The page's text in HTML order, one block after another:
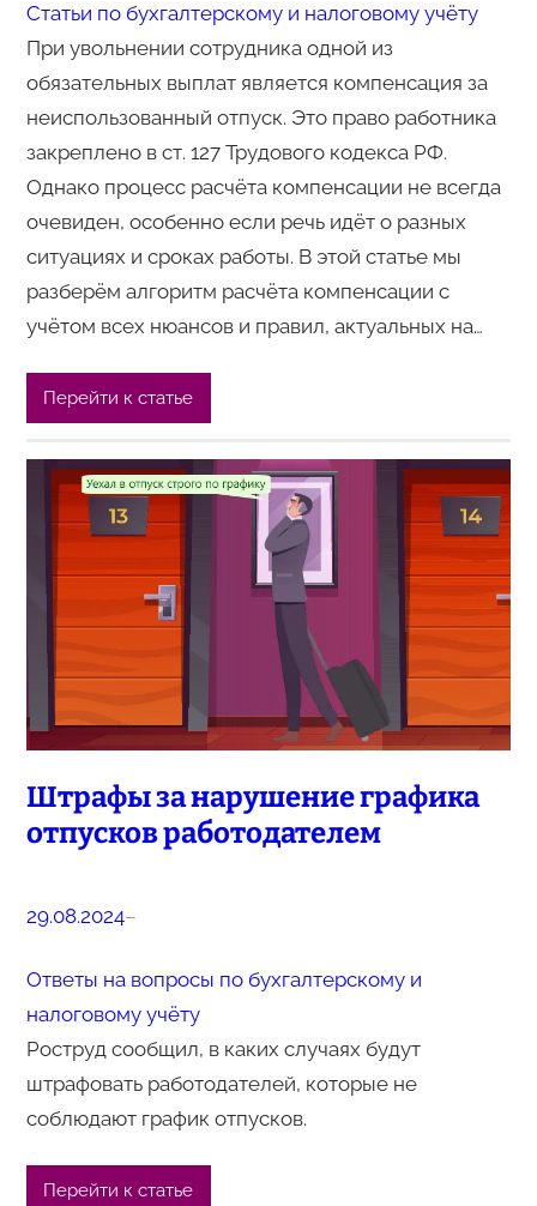
Статьи по бухгалтерскому и налоговому учёту
При увольнении сотрудника одной из
обязательных выплат является компенсация за
неиспользованный отпуск. Это право работника
закреплено в ст. 127 Трудового кодекса РФ.
Однако процесс расчёта компенсации не всегда
очевиден, особенно если речь идёт о разных
ситуациях и сроках работы. В этой статье мы
разберём алгоритм расчёта компенсации с
учётом всех нюансов и правил, актуальных на…
Перейти к статье
Штрафы за нарушение графика
отпусков работодателем
29.08.2024–
Ответы на вопросы по бухгалтерскому и
налоговому учёту
Роструд сообщил, в каких случаях будут
штрафовать работодателей, которые не
соблюдают график отпусков.
Перейти к статье